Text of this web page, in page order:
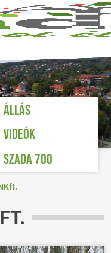
ÁLLÁS
VIDEÓK
SZADA 700